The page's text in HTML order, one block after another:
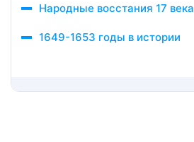
Народные восстания 17 века
1649-1653 годы в истории